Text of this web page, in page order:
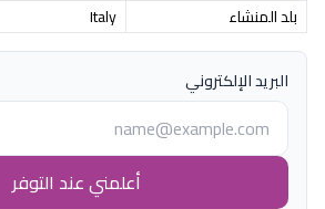
بلد المنشاء
Italy
البريد الإلكتروني
أعلمني عند التوفر